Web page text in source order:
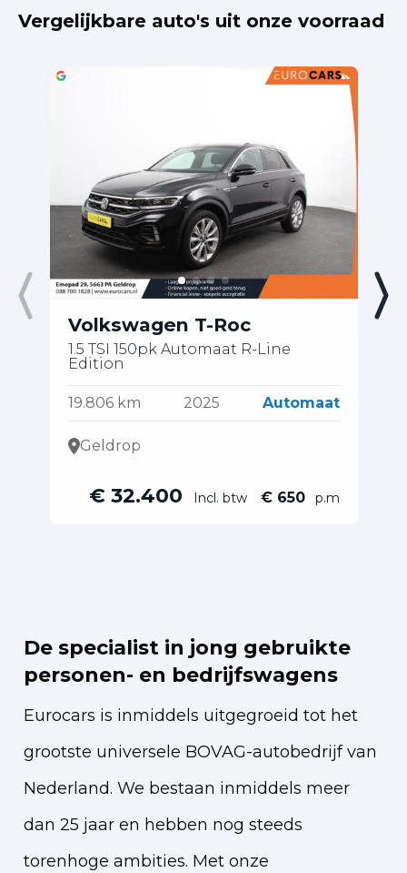
Vergelijkbare auto's uit onze voorraad
Volkswagen T-Roc
1.5 TSI 150pk Automaat R-Line
Edition
19.806 km 2025 Automaat
Geldrop
€ 32.400 Incl. btw € 650 p.m
De specialist in jong gebruikte
personen- en bedrijfswagens
Eurocars is inmiddels uitgegroeid tot het
grootste universele BOVAG-autobedrijf van
Nederland. We bestaan inmiddels meer
dan 25 jaar en hebben nog steeds
torenhoge ambities. Met onze